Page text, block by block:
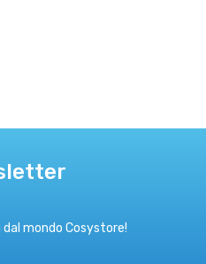
mondo Cosystore!